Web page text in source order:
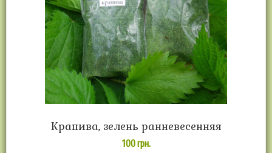
Крапива, зелень ранневесенняя
100грн.